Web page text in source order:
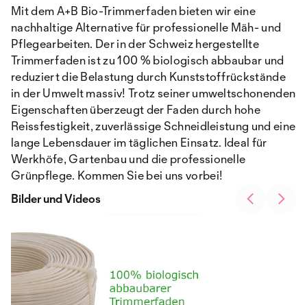
Mit dem A+B Bio-Trimmerfaden bieten wir eine
nachhaltige Alternative für professionelle Mäh- und
Pflegearbeiten. Der in der Schweiz hergestellte
Trimmerfaden ist zu 100 % biologisch abbaubar und
reduziert die Belastung durch Kunststoffrückstände
in der Umwelt massiv! Trotz seiner umweltschonenden
Eigenschaften überzeugt der Faden durch hohe
Reissfestigkeit, zuverlässige Schneidleistung und eine
lange Lebensdauer im täglichen Einsatz. Ideal für
Werkhöfe, Gartenbau und die professionelle
Grünpflege. Kommen Sie bei uns vorbei!
Bilder und Videos